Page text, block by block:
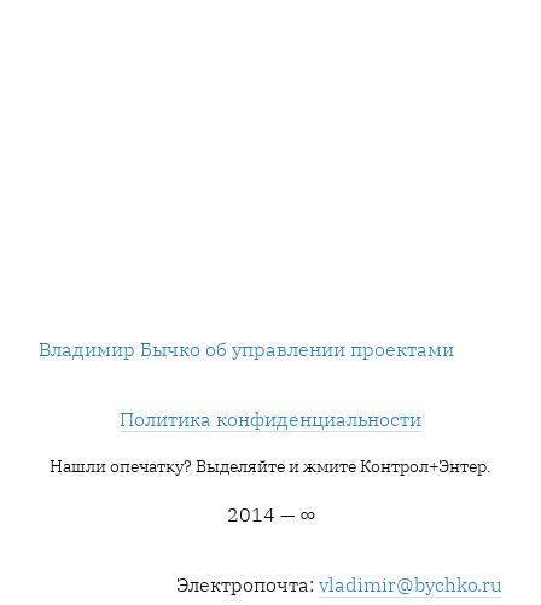
Владимир Бычко об управлении проектами
Политика конфиденциальности
Нашли опечатку? Выделяйте и жмите Контрол+Энтер.
2014 — ∞
Электропочта: vladimir@bychko.ru